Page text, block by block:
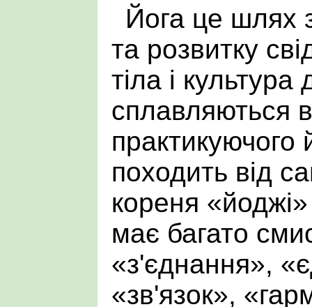
Йога це шлях
та розвитку
тіла і культура
сплавляються в
практикуючого
походить від
кореня
має багато
«з'єднання»,
«зв'язок»,